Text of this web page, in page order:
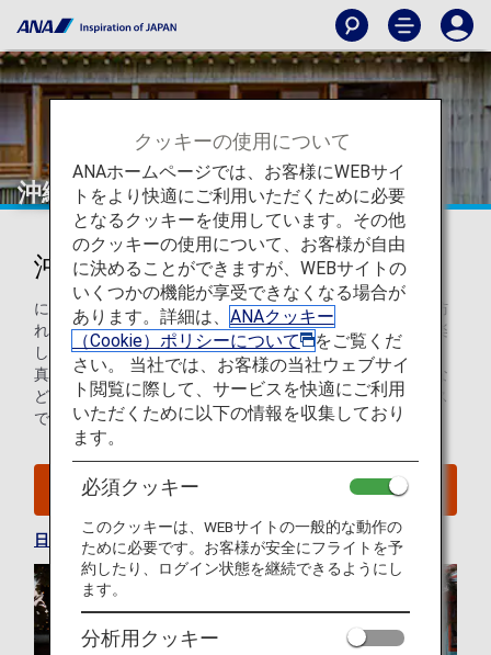
沖縄
沖縄を知ろう
にぎやかな沖縄には、アジアの近隣諸国からハネムーンで訪
れた観光客が、心地良い日光浴やショッピング、小旅行を楽
しむために、数多あるリゾート地を訪れます。緑豊かな森、
真っ青な海、砂浜、サンゴ礁、マングローブ、ジャングルな
どにあふれ、まさに自然を愛する人たちにとってパラダイス
です。
沖縄へのフライトを検索
日本の便利情報を見る
クッキーの使用について
ANAホームページでは、お客様にWEBサイ
トをより快適にご利用いただくために必要
となるクッキーを使用しています。その他
のクッキーの使用について、お客様が自由
に決めることができますが、WEBサイトの
いくつかの機能が享受できなくなる場合が
あります。詳細は、 ANAクッキー
（Cookie）ポリシーについて
をご覧くだ
さい。 当社では、お客様の当社ウェブサイ
ト閲覧に際して、サービスを快適にご利用
いただくために以下の情報を収集しており
ます。
必須クッキー
このクッキーは、WEBサイトの一般的な動作の
ために必要です。お客様が安全にフライトを予
約したり、ログイン状態を継続できるようにし
ます。
分析用クッキー